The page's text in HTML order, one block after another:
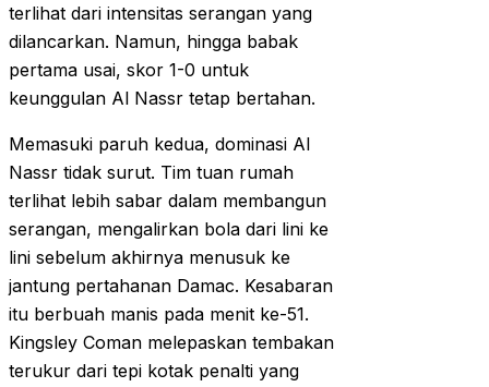
terlihat dari intensitas serangan yang
dilancarkan. Namun, hingga babak
pertama usai, skor 1-0 untuk
keunggulan Al Nassr tetap bertahan.
Memasuki paruh kedua, dominasi Al
Nassr tidak surut. Tim tuan rumah
terlihat lebih sabar dalam membangun
serangan, mengalirkan bola dari lini ke
lini sebelum akhirnya menusuk ke
jantung pertahanan Damac. Kesabaran
itu berbuah manis pada menit ke-51.
Kingsley Coman melepaskan tembakan
terukur dari tepi kotak penalti yang